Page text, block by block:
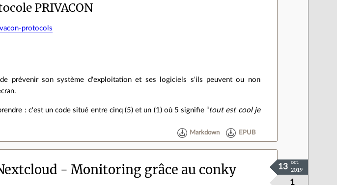
PRIVACON
protocols
prévenir son système d'exploitation et ses logiciels s'ils peuvent ou non
: c'est un code situé entre cinq (5) et un (1) où 5 signifie “tout est cool je
Markdown EPUB
- Monitoring grâce au conky
1
13
oct.
2019